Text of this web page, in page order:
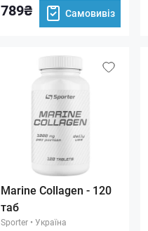
789₴ Самовивіз
Marine Collagen - 120
таб
Sporter • Україна